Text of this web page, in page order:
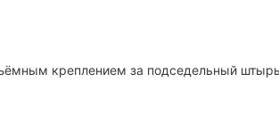
креплением за подседельный